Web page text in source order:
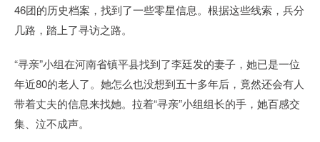
46团的历史档案，找到了一些零星信息。根据这些线索，兵分
几路，踏上了寻访之路。
“寻亲”小组在河南省镇平县找到了李廷发的妻子，她已是一位
年近80的老人了。她怎么也没想到五十多年后，竟然还会有人
带着丈夫的信息来找她。拉着“寻亲”小组组长的手，她百感交
集、泣不成声。